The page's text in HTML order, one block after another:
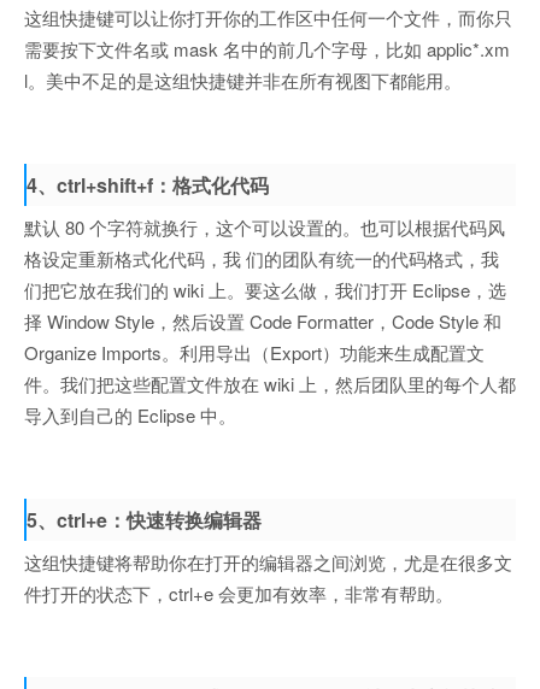
这组快捷键可以让你打开你的工作区中任何一个文件，而你只
需要按下文件名或 mask 名中的前几个字母，比如 applic*.xm
l。美中不足的是这组快捷键并非在所有视图下都能用。
4、ctrl+shift+f：格式化代码
默认 80 个字符就换行，这个可以设置的。也可以根据代码风
格设定重新格式化代码，我 们的团队有统一的代码格式，我
们把它放在我们的 wiki 上。要这么做，我们打开 Eclipse，选
择 Window Style，然后设置 Code Formatter，Code Style 和
Organize Imports。利用导出（Export）功能来生成配置文
件。我们把这些配置文件放在 wiki 上，然后团队里的每个人都
导入到自己的 Eclipse 中。
5、ctrl+e：快速转换编辑器
这组快捷键将帮助你在打开的编辑器之间浏览，尤是在很多文
件打开的状态下，ctrl+e 会更加有效率，非常有帮助。